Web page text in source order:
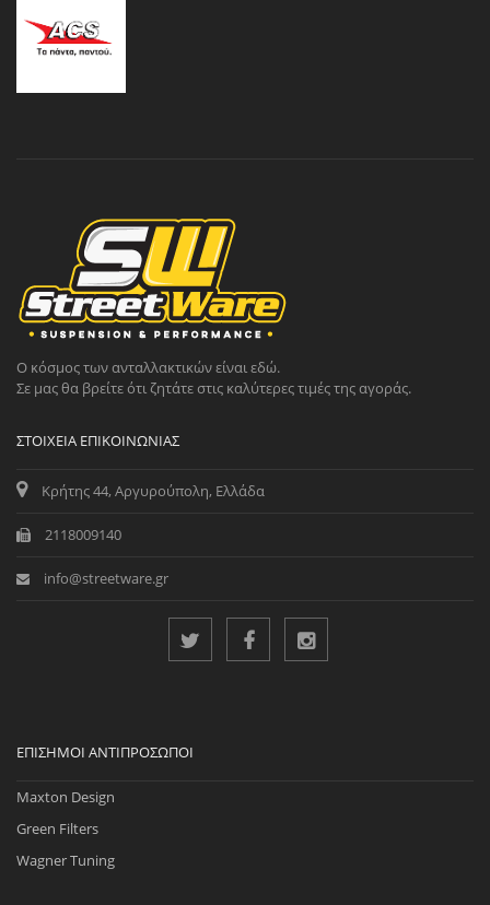
Ο κόσμος των ανταλλακτικών είναι εδώ.
Σε μας θα βρείτε ότι ζητάτε στις καλύτερες τιμές της αγοράς.
ΣΤΟΙΧΕΊΑ ΕΠΙΚΟΙΝΩΝΊΑΣ
Κρήτης 44, Αργυρούπολη, Ελλάδα
2118009140
info@streetware.gr
ΕΠΊΣΗΜΟΙ ΑΝΤΙΠΡΌΣΩΠΟΙ
Maxton Design
Green Filters
Wagner Tuning